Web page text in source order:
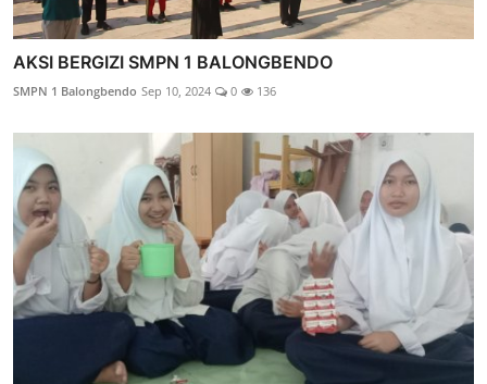
AKSI BERGIZI SMPN 1 BALONGBENDO
SMPN 1 Balongbendo Sep 10, 2024 0 136